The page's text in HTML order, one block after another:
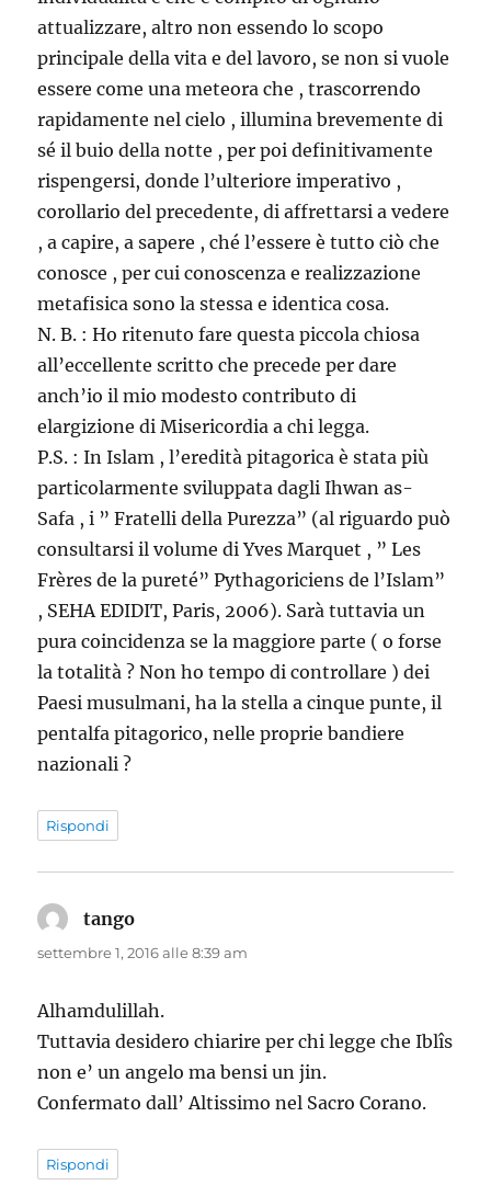
attualizzare, altro non essendo lo scopo
principale della vita e del lavoro, se non si vuole
essere come una meteora che , trascorrendo
rapidamente nel cielo , illumina brevemente di
sé il buio della notte , per poi definitivamente
rispengersi, donde l’ulteriore imperativo ,
corollario del precedente, di affrettarsi a vedere
, a capire, a sapere , ché l’essere è tutto ciò che
conosce , per cui conoscenza e realizzazione
metafisica sono la stessa e identica cosa.
N. B. : Ho ritenuto fare questa piccola chiosa
all’eccellente scritto che precede per dare
anch’io il mio modesto contributo di
elargizione di Misericordia a chi legga.
P.S. : In Islam , l’eredità pitagorica è stata più
particolarmente sviluppata dagli Ihwan as-
Safa , i ” Fratelli della Purezza” (al riguardo può
consultarsi il volume di Yves Marquet , ” Les
Frères de la pureté” Pythagoriciens de l’Islam”
, SEHA EDIDIT, Paris, 2006). Sarà tuttavia un
pura coincidenza se la maggiore parte ( o forse
la totalità ? Non ho tempo di controllare ) dei
Paesi musulmani, ha la stella a cinque punte, il
pentalfa pitagorico, nelle proprie bandiere
nazionali ?
Rispondi
tango
detto:
settembre 1, 2016 alle 8:39 am
Alhamdulillah.
Tuttavia desidero chiarire per chi legge che Iblîs
non e’ un angelo ma bensi un jin.
Confermato dall’ Altissimo nel Sacro Corano.
Rispondi